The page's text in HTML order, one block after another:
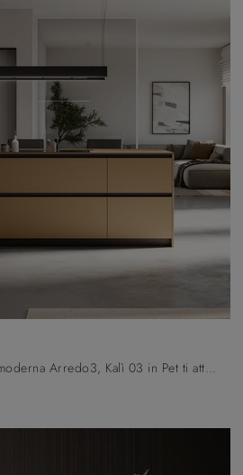
Se desideri una cucina moderna Arredo3, Kalì 03 in Pet ti attende nel nostro negozio di Cucine Moderne con penisola.